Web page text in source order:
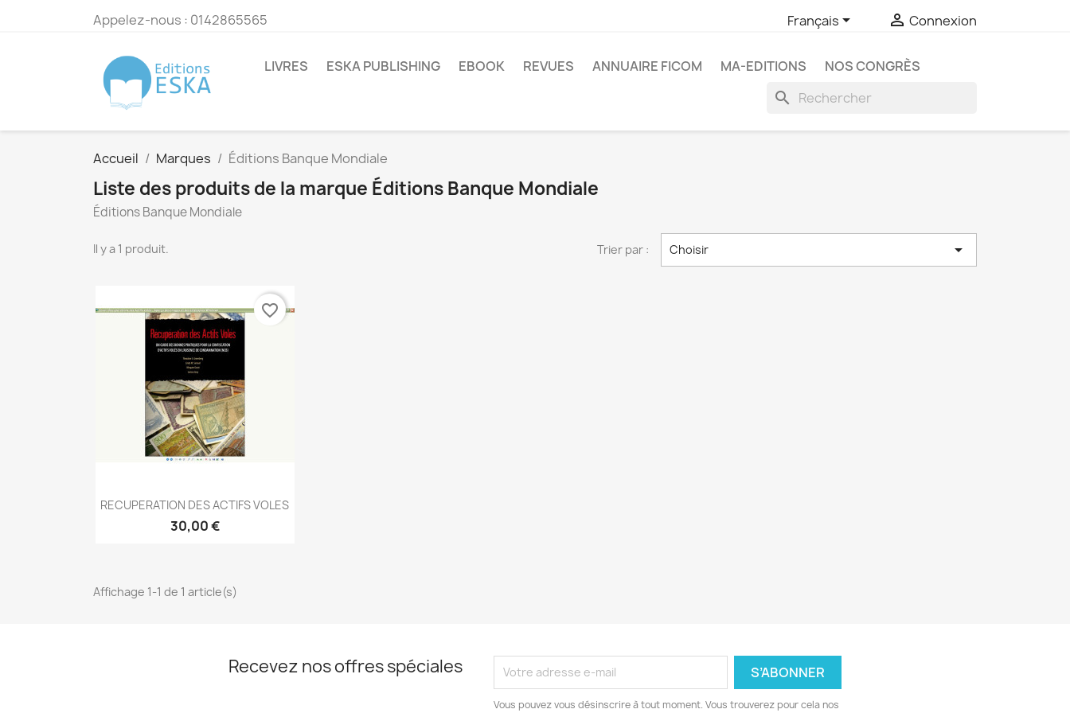
Appelez-nous : 0142865565 Français  Connexion
LIVRES ESKA PUBLISHING EBOOK REVUES ANNUAIRE FICOM MA-EDITIONS NOS CONGRÈS
search
Accueil Marques Éditions Banque Mondiale
Liste des produits de la marque Éditions Banque Mondiale
Éditions Banque Mondiale
Il y a 1 produit. Trier par : Choisir 
Aperçu rapide
RECUPERATION DES ACTIFS VOLES
30,00 €
favorite_border
Affichage 1-1 de 1 article(s)
Recevez nos offres spéciales
Vous pouvez vous désinscrire à tout moment. Vous trouverez pour cela nos